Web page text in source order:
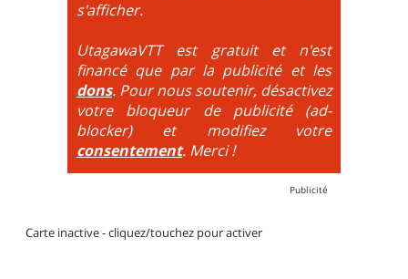
La montée est faite via navette ou remontée
mécanique. La difficulté de la descente est indiquée
par des couleurs lorsqu'il s'agit de bikeparks. Vélo
tout suspendu et protections du corps obligatoires.
s'afficher.
UtagawaVTT est gratuit et n'est
financé que par la publicité et les
dons. Pour nous soutenir, désactivez
votre bloqueur de publicité (ad-
blocker) et modifiez votre
consentement. Merci !